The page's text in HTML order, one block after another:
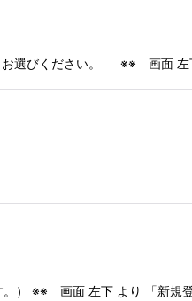
さい。 ※※ 画面 左下 より
桐箱
画面 左下 より 「新規登